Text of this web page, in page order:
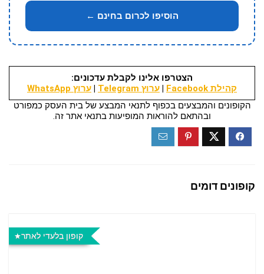
הוסיפו לכרום בחינם ←
הצטרפו אלינו לקבלת עדכונים:
קהילת Facebook
| ערוץ Telegram | ערוץ WhatsApp
הקופונים והמבצעים בכפוף לתנאי המבצע של בית העסק כמפורט
ובהתאם להוראות המופיעות בתנאי אתר זה.
קופונים דומים
קופון בלעדי לאתר